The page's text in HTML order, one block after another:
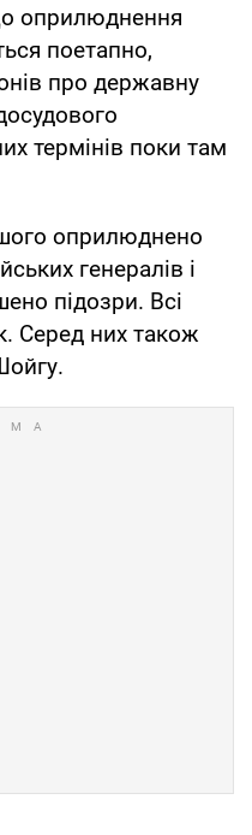
оприлюднення
поетапно,
про державну
термінів поки там
оприлюднено
генералів і
підозри. Всі
Серед них також